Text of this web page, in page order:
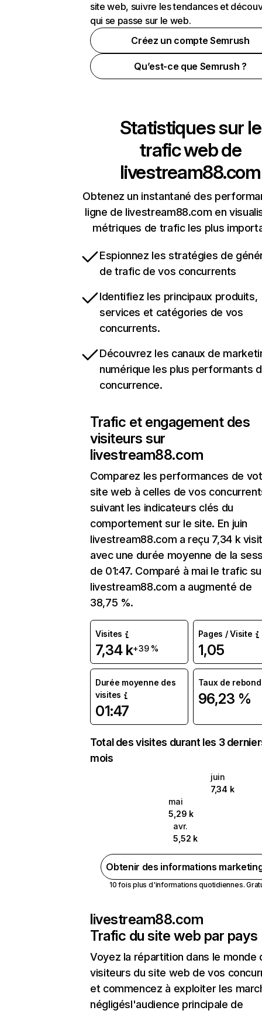
site web, suivre les tendances et
qui se passe sur le web.
Créez un compte Semrush
Qu’est-ce que Semrush ?
Statistiques sur le
trafic web de
livestream88.com
Obtenez un instantané des
ligne de livestream88.com en
métriques de trafic les plus
Espionnez les stratégies de
de trafic de vos concurrents
Identifiez les principaux produits,
services et catégories de vos
concurrents.
Découvrez les canaux de
numérique les plus performants
concurrence.
Trafic et engagement des
visiteurs sur
livestream88.com
Comparez les performances de
site web à celles de vos
suivant les indicateurs clés du
comportement sur le site. En juin
livestream88.com a reçu 7,34 k
avec une durée moyenne de la
de 01:47. Comparé à mai le trafic
livestream88.com a augmenté de
38,75 %.
Visites
7,34 k+39 %
Pages / Visite
1,05
Durée moyenne des
visites
01:47
Taux de rebond
96,23 %
Total des visites durant les 3
mois
juin
7,34 k
mai
5,29 k
avr.
5,52 k
Obtenir des informations
10 fois plus d'informations quotidiennes.
livestream88.com
Trafic du site web par pays
Voyez la répartition dans le monde
visiteurs du site web de vos
et commencez à exploiter les
négligésl'audience principale de